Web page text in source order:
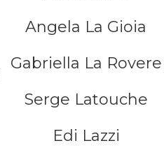
Angela La Gioia
Gabriella La Rovere
Serge Latouche
Edi Lazzi